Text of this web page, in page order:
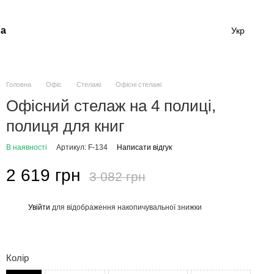
Укр
Головна Офіс Стелажі Офісні стелажі
Офісний стелаж на 4 полиці,
полиця для книг
В наявності Артикул: F-134 Написати відгук
2 619 грн 3 082 грн
Увійти для відображення накопичувальної знижки
Колір